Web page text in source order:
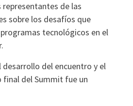
de las
sobre los desafíos que
tecnológicos en el
desarrollo del encuentro y el
del Summit fue un